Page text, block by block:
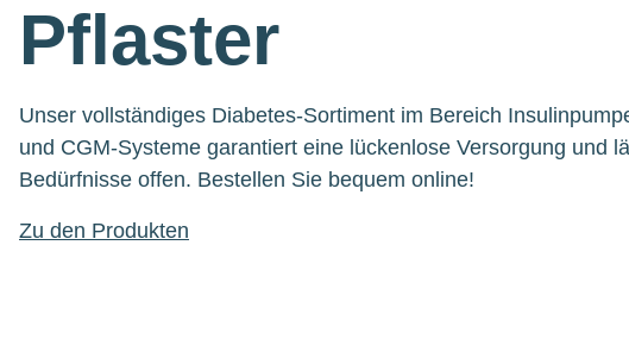
Pflaster
Unser vollständiges Diabetes-Sortiment im Bereich
und CGM-Systeme garantiert eine lückenlose Versorgung und
Bedürfnisse offen. Bestellen Sie bequem online!
Zu den Produkten